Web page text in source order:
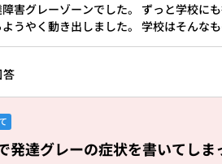
害グレーゾーンでした。 ずっと学校に
うやく動き出しました。 学校はそんな
答
発達グレーの症状を書いてし